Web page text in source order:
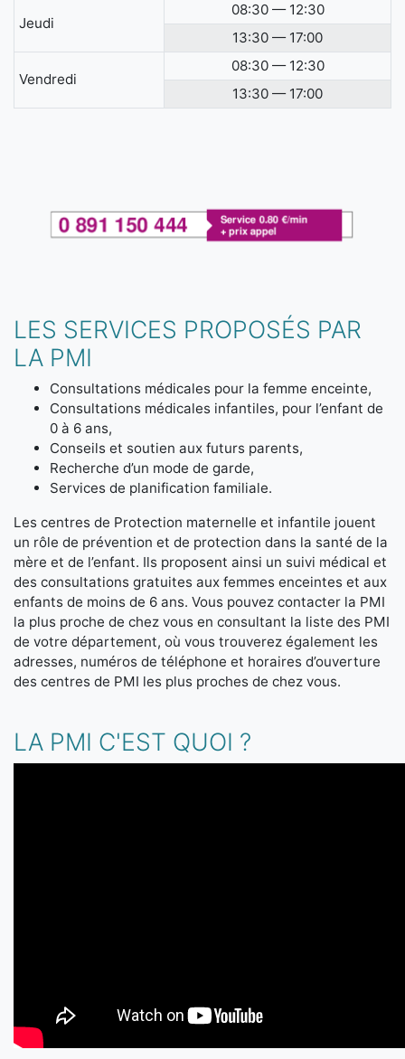
Jeudi
08:30 — 12:30
13:30 — 17:00
Vendredi
08:30 — 12:30
13:30 — 17:00
LES SERVICES PROPOSÉS PAR
LA PMI
Consultations médicales pour la femme enceinte,
Consultations médicales infantiles, pour l’enfant de
0 à 6 ans,
Conseils et soutien aux futurs parents,
Recherche d’un mode de garde,
Services de planification familiale.
Les centres de Protection maternelle et infantile jouent
un rôle de prévention et de protection dans la santé de la
mère et de l’enfant. Ils proposent ainsi un suivi médical et
des consultations gratuites aux femmes enceintes et aux
enfants de moins de 6 ans. Vous pouvez contacter la PMI
la plus proche de chez vous en consultant la liste des PMI
de votre département, où vous trouverez également les
adresses, numéros de téléphone et horaires d’ouverture
des centres de PMI les plus proches de chez vous.
LA PMI C'EST QUOI ?